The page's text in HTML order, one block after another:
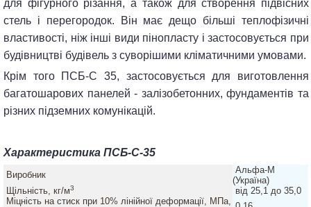
для фігурного різання, а також для створення підвісних
стель і перегородок. Він має дещо більші теплофізичні
властивості, ніж інші види пінопласту і застосовується при
будівництві будівель з суворішими кліматичними умовами.
Крім того ПСБ-С 35, застосовується для виготовлення
багатошарових панелей - залізобетонних, фундаментів та
різних підземних комунікацій.
Характеристика ПСБ-С-35
Виробник
Альфа-М
(Україна)
Щільність, кг/м3
від 25,1 до 35,0
Міцність на стиск при 10% лінійної деформації, МПа,